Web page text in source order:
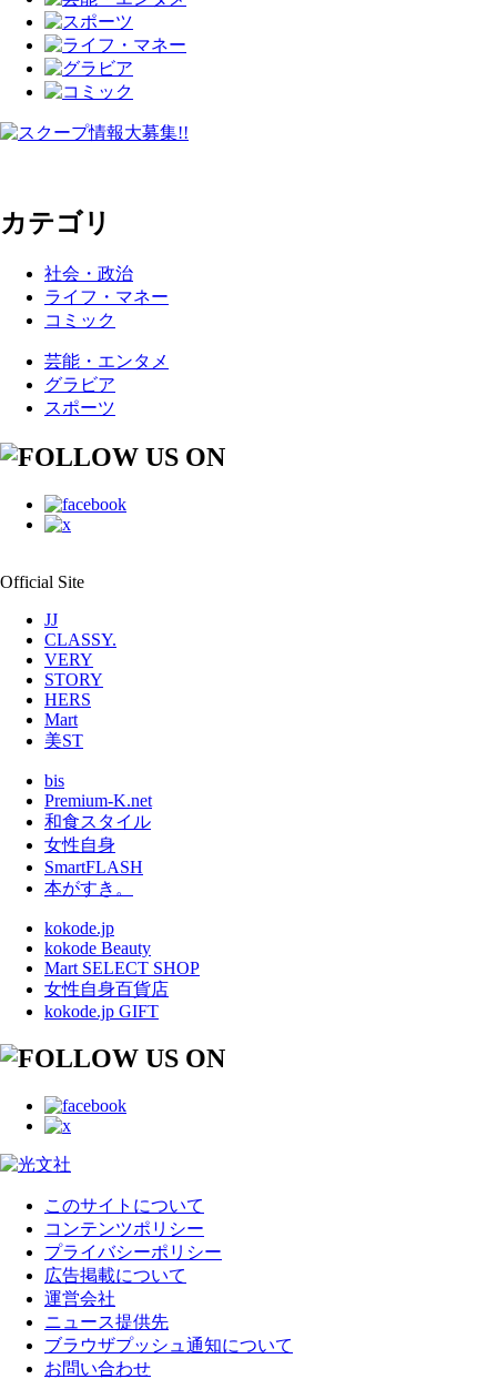
カテゴリ
社会・政治
ライフ・マネー
コミック
芸能・エンタメ
グラビア
スポーツ
Official Site
JJ
CLASSY.
VERY
STORY
HERS
Mart
美ST
bis
Premium-K.net
和食スタイル
女性自身
SmartFLASH
本がすき。
kokode.jp
kokode Beauty
Mart SELECT SHOP
女性自身百貨店
kokode.jp GIFT
このサイトについて
コンテンツポリシー
プライバシーポリシー
広告掲載について
運営会社
ニュース提供先
ブラウザプッシュ通知について
お問い合わせ